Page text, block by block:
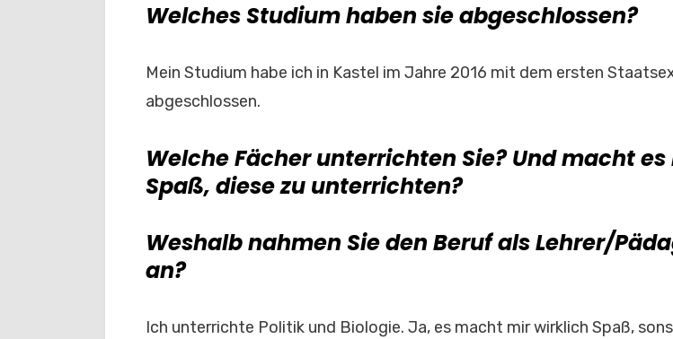
Welches Studium haben sie abgeschlossen?
Mein Studium habe ich in Kastel im Jahre 2016 mit dem ersten
abgeschlossen.
Welche Fächer unterrichten Sie? Und macht es
Spaß, diese zu unterrichten?
Weshalb nahmen Sie den Beruf als Lehrer/
an?
Ich unterrichte Politik und Biologie. Ja, es macht mir wirklich Spaß,